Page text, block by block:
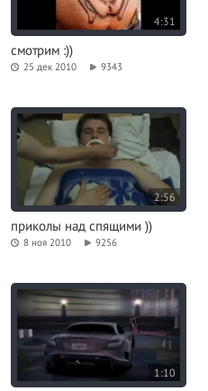
4:31
смотрим :))
25 дек 2010 9343
2:56
приколы над спящими ))
8 ноя 2010 9256
1:10